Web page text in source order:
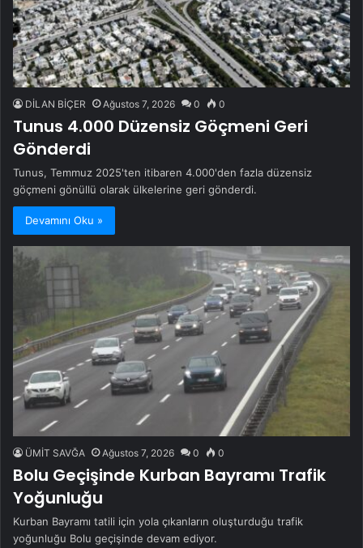
DİLAN BİÇER Ağustos 7, 2026 0 0
Tunus 4.000 Düzensiz Göçmeni Geri
Gönderdi
Tunus, Temmuz 2025'ten itibaren 4.000'den fazla düzensiz
göçmeni gönüllü olarak ülkelerine geri gönderdi.
Devamını Oku »
ÜMİT SAVĞA Ağustos 7, 2026 0 0
Bolu Geçişinde Kurban Bayramı Trafik
Yoğunluğu
Kurban Bayramı tatili için yola çıkanların oluşturduğu trafik
yoğunluğu Bolu geçişinde devam ediyor.